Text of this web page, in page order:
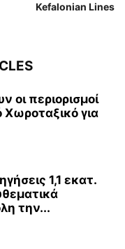
Kefalonian Lines
οι περιορισμοί
Χωροταξικό για
1,1 εκατ.
την...